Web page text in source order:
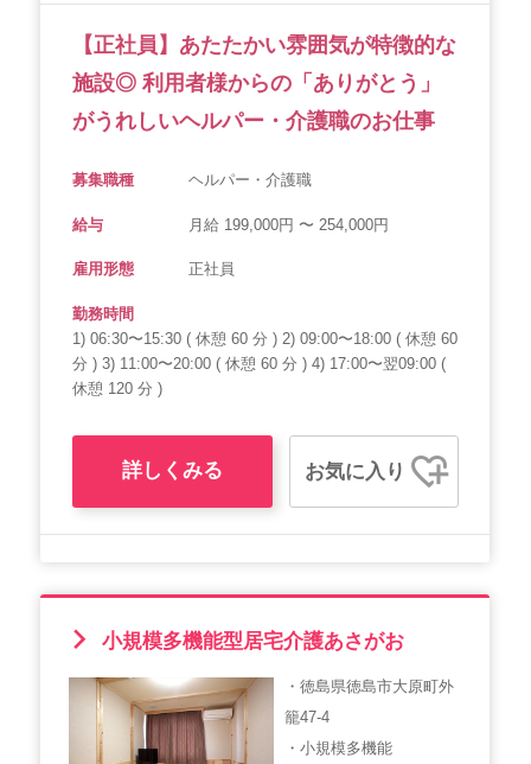
お知らせ 採用担当者様へ サイトマップ
【正社員】あたたかい雰囲気が特徴的な
施設◎ 利用者様からの「ありがとう」
がうれしいヘルパー・介護職のお仕事
募集職種 ヘルパー・介護職
給与 月給 199,000円 〜 254,000円
雇用形態 正社員
勤務時間
1) 06:30〜15:30 ( 休憩 60 分 ) 2) 09:00〜18:00 ( 休憩 60
分 ) 3) 11:00〜20:00 ( 休憩 60 分 ) 4) 17:00〜翌09:00 (
休憩 120 分 )
詳しくみる お気に入り
小規模多機能型居宅介護あさがお
・徳島県徳島市大原町外
籠47-4
・小規模多機能